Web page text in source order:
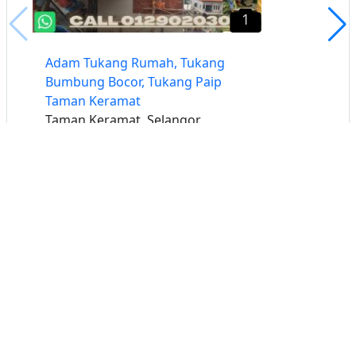
1
Adam Tukang Rumah, Tukang
Bumbung Bocor, Tukang Paip
Taman Keramat
Taman Keramat, Selangor